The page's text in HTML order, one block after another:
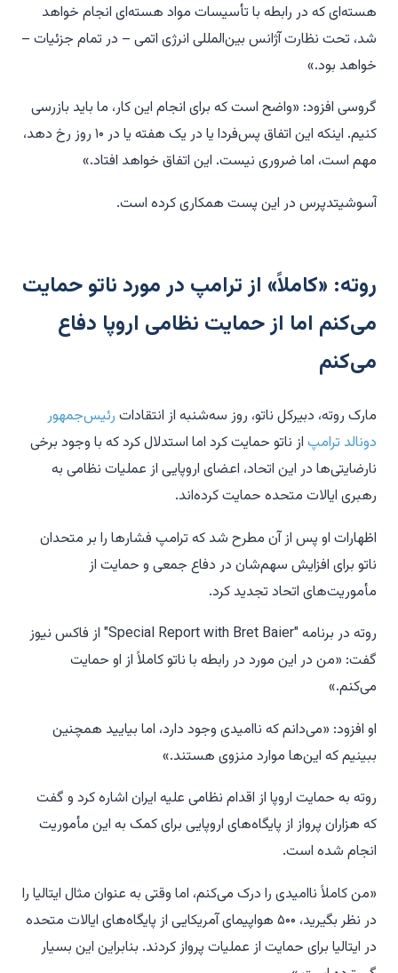
هسته‌ای که در رابطه با تأسیسات مواد هسته‌ای انجام خواهد
شد، تحت نظارت آژانس بین‌المللی انرژی اتمی – در تمام جزئیات –
خواهد بود.»
گروسی افزود: «واضح است که برای انجام این کار، ما باید بازرسی
کنیم. اینکه این اتفاق پس‌فردا یا در یک هفته یا در ۱۰ روز رخ دهد،
مهم است، اما ضروری نیست. این اتفاق خواهد افتاد.»
آسوشیتدپرس در این پست همکاری کرده است.
روته: «کاملاً» از ترامپ در مورد ناتو حمایت
می‌کنم اما از حمایت نظامی اروپا دفاع
می‌کنم
مارک روته، دبیرکل ناتو، روز سه‌شنبه از انتقادات رئیس‌جمهور
دونالد ترامپ از ناتو حمایت کرد اما استدلال کرد که با وجود برخی
نارضایتی‌ها در این اتحاد، اعضای اروپایی از عملیات نظامی به
رهبری ایالات متحده حمایت کرده‌اند.
اظهارات او پس از آن مطرح شد که ترامپ فشارها را بر متحدان
ناتو برای افزایش سهم‌شان در دفاع جمعی و حمایت از
مأموریت‌های اتحاد تجدید کرد.
روته در برنامه "Special Report with Bret Baier" از فاکس نیوز
گفت: «من در این مورد در رابطه با ناتو کاملاً از او حمایت
می‌کنم.»
او افزود: «می‌دانم که ناامیدی وجود دارد، اما بیایید همچنین
ببینیم که این‌ها موارد منزوی هستند.»
روته به حمایت اروپا از اقدام نظامی علیه ایران اشاره کرد و گفت
که هزاران پرواز از پایگاه‌های اروپایی برای کمک به این مأموریت
انجام شده است.
«من کاملاً ناامیدی را درک می‌کنم، اما وقتی به عنوان مثال ایتالیا را
در نظر بگیرید، ۵۰۰ هواپیمای آمریکایی از پایگاه‌های ایالات متحده
در ایتالیا برای حمایت از عملیات پرواز کردند. بنابراین این بسیار